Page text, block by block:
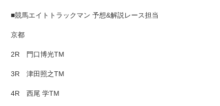
■競馬エイトトラックマン 予想&解説レース担当
京都
2R 門口博光TM
3R 津田照之TM
4R 西尾 学TM